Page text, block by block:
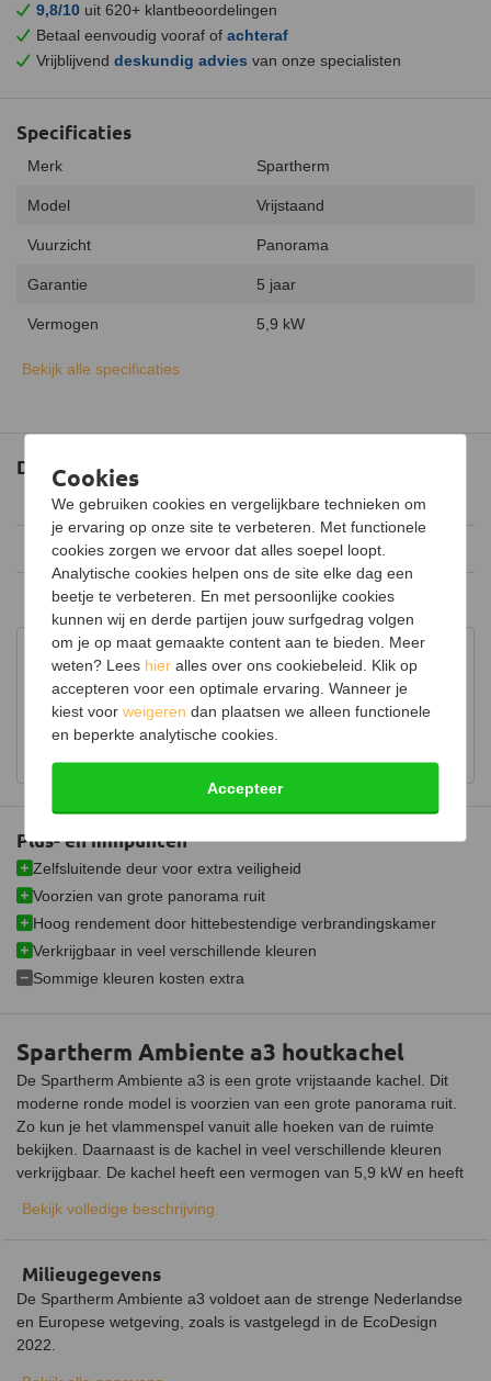
9,8/10 uit 620+ klantbeoordelingen
Betaal eenvoudig vooraf of achteraf
Vrijblijvend deskundig advies van onze specialisten
Spartherm Ambiente a3 houtkachel
De Spartherm Ambiente a3 is een grote vrijstaande kachel. Dit
moderne ronde model is voorzien van een grote panorama ruit.
Zo kun je het vlammenspel vanuit alle hoeken van de ruimte
bekijken. Daarnaast is de kachel in veel verschillende kleuren
verkrijgbaar. De kachel heeft een vermogen van 5,9 kW en heeft
stuk vakmanschap in huis.
De buitenkant van de Ambiente is vervaardigd uit plaatstaal. De
binnenkant van de verbrandingskamer is bekleed met
vuurbeton/vermiculite stenen. Deze stenen isoleren de
verbrandingskamer waardoor een hoger rendement wordt
behaald. Op deze manier wordt het plaatstaal beschermd tegen
Bekijk volledige beschrijving
Milieugegevens
De Spartherm Ambiente a3 voldoet aan de strenge Nederlandse
en Europese wetgeving, zoals is vastgelegd in de EcoDesign
2022.
Plus- en minpunten
Zelfsluitende deur voor extra veiligheid
Voorzien van grote panorama ruit
Hoog rendement door hittebestendige verbrandingskamer
Verkrijgbaar in veel verschillende kleuren
Sommige kleuren kosten extra
Advies in onze showroom
Bezoek onze showroom voor uitgebreid advies over
houtkachels.
Bekijk showroom en maak een afspraak
Specificaties
Merk Spartherm
Model Vrijstaand
Vuurzicht Panorama
Garantie 5 jaar
Vermogen 5,9 kW
Minimaal vermogen
Type warmte
Energielabel A+
Rendement 80%
Draaibaar
Keurmerk CE
Luchtregelaar Ja, onder
Aansluiting
Bovenaansluiting,
Doorsnede aansluiting 150 mm
Gemiddelde CO emissie
Schoneruitsysteem
Luchttoevoeraansluiting
Aansluitbaar op CV
Gewicht 180 kg
Materiaal Plaatstaal
Kleur Zwart
Weggewerkte aslade
Bekijk alle specificaties
Documenten
Afmetingen(90.12 kB)
Spartherm brochure(6.29 MB)
Installatie- en gebruikershandleiding(7.21 MB)
Cookies
We gebruiken cookies en vergelijkbare technieken om
je ervaring op onze site te verbeteren. Met functionele
cookies zorgen we ervoor dat alles soepel loopt.
Analytische cookies helpen ons de site elke dag een
beetje te verbeteren. En met persoonlijke cookies
kunnen wij en derde partijen jouw surfgedrag volgen
om je op maat gemaakte content aan te bieden. Meer
weten? Lees hier alles over ons cookiebeleid. Klik op
accepteren voor een optimale ervaring. Wanneer je
kiest voorweigeren dan plaatsen we alleen functionele
en beperkte analytische cookies.
Accepteer